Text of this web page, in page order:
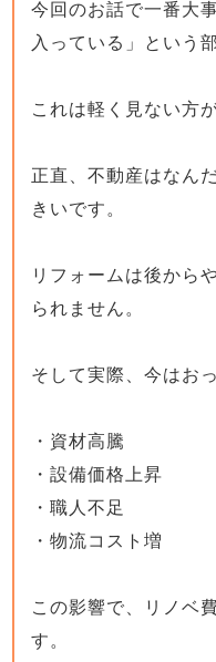
今回のお話で一番大
入っている」という
これは軽く見ない方
正直、不動産はなん
きいです。
リフォームは後から
られません。
そして実際、今はお
・資材高騰
・設備価格上昇
・職人不足
・物流コスト増
この影響で、リノベ
す。